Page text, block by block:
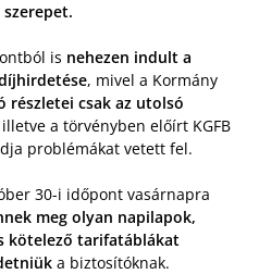
is nehezen indult a
, mivel a Kormány
részletei csak az utolsó
illetve a törvényben előírt KGFB
problémákat vetett fel.
30-i időpont vasárnapra
meg olyan napilapok,
kötelező tarifatáblákat
a biztosítóknak.